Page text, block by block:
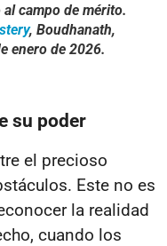
campo de mérito.
, Boudhanath,
enero de 2026.
su poder
el precioso
Este no es
la realidad
cuando los